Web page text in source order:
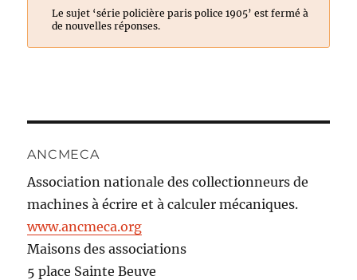
Le sujet ‘série policière paris police 1905’ est fermé à
de nouvelles réponses.
ANCMECA
Association nationale des collectionneurs de
machines à écrire et à calculer mécaniques.
www.ancmeca.org
Maisons des associations
5 place Sainte Beuve